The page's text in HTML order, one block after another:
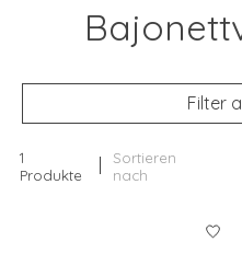
Filter
1
Produkte
Sortieren
nach